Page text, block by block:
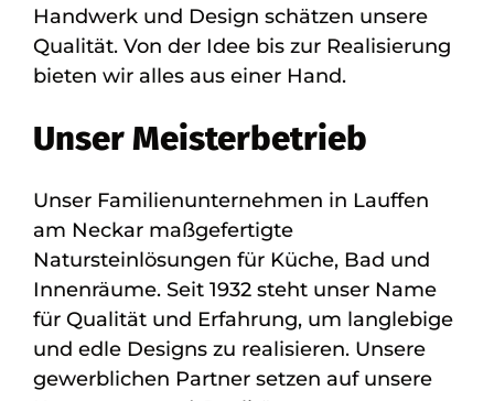
Handwerk und Design schätzen unsere
Qualität. Von der Idee bis zur Realisierung
bieten wir alles aus einer Hand.
Unser Meisterbetrieb
Unser Familienunternehmen in Lauffen
am Neckar maßgefertigte
Natursteinlösungen für Küche, Bad und
Innenräume. Seit 1932 steht unser Name
für Qualität und Erfahrung, um langlebige
und edle Designs zu realisieren. Unsere
gewerblichen Partner setzen auf unsere